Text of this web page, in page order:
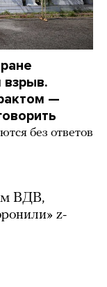
—
без ответов
ВДВ,
z-